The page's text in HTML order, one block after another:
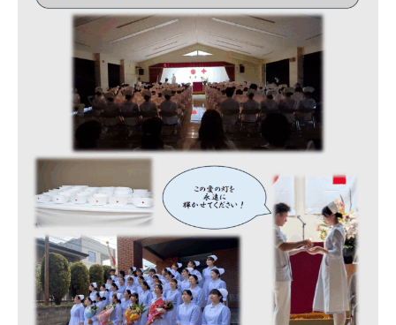
高等教育の修学支援制度
キャンパスライフ
在学生の声
卒業生の声
施設紹介
受験案内
入試情報
学費